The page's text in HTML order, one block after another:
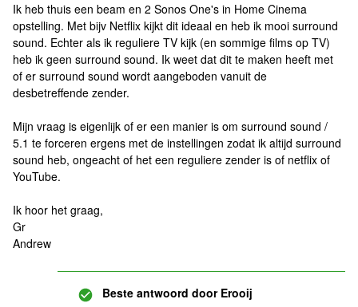
Ik heb thuis een beam en 2 Sonos One's in Home Cinema
opstelling. Met bijv Netflix kijkt dit ideaal en heb ik mooi surround
sound. Echter als ik reguliere TV kijk (en sommige films op TV)
heb ik geen surround sound. Ik weet dat dit te maken heeft met
of er surround sound wordt aangeboden vanuit de
desbetreffende zender.
Mijn vraag is eigenlijk of er een manier is om surround sound /
5.1 te forceren ergens met de instellingen zodat ik altijd surround
sound heb, ongeacht of het een reguliere zender is of netflix of
YouTube.
Ik hoor het graag,
Gr
Andrew
Beste antwoord doorErooij